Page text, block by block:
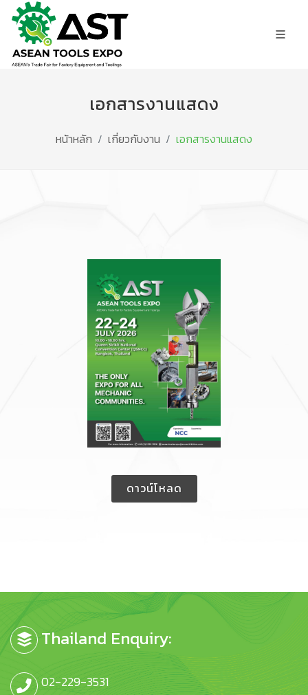
เอกสารงานแสดง
หน้าหลัก เกี่ยวกับงาน เอกสารงานแสดง
ดาวน์โหลด
Thailand Enquiry:
02-229-3531